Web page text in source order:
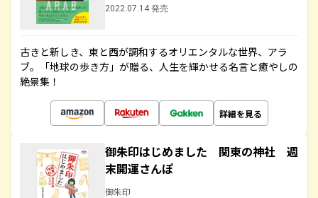
2022.07.14 発売
古きと新しき、東と西が調和するオリエンタルな世界、アラ
ブ。「地球の歩き方」が贈る、人生を輝かせる名言と癒やしの
絶景集！
詳細を見る
御朱印はじめました 関東の神社 週
末開運さんぽ
御朱印